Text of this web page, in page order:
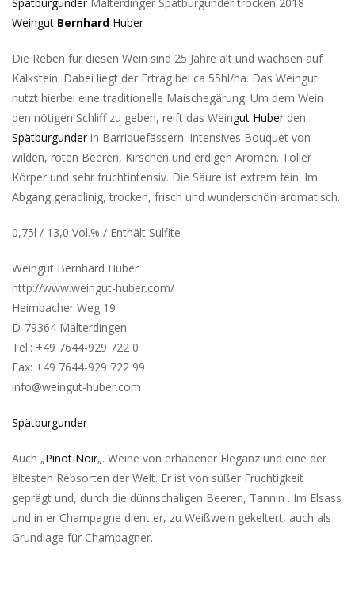
Spätburgunder Malterdinger Spätburgunder trocken 2018
Weingut Bernhard Huber
Die Reben für diesen Wein sind 25 Jahre alt und wachsen auf
Kalkstein. Dabei liegt der Ertrag bei ca 55hl/ha. Das Weingut
nutzt hierbei eine traditionelle Maischegärung. Um dem Wein
den nötigen Schliff zu geben, reift das Weingut Huber den
Spätburgunder in Barriquefässern. Intensives Bouquet von
wilden, roten Beeren, Kirschen und erdigen Aromen. Toller
Körper und sehr fruchtintensiv. Die Säure ist extrem fein. Im
Abgang geradlinig, trocken, frisch und wunderschön aromatisch.
0,75l / 13,0 Vol.% / Enthält Sulfite
Weingut Bernhard Huber
http://www.weingut-huber.com/
Heimbacher Weg 19
D-79364 Malterdingen
Tel.: +49 7644-929 722 0
Fax: +49 7644-929 722 99
info@weingut-huber.com
Spätburgunder
Auch „Pinot Noir„. Weine von erhabener Eleganz und eine der
ältesten Rebsorten der Welt. Er ist von süßer Fruchtigkeit
geprägt und, durch die dünnschaligen Beeren, Tannin . Im Elsass
und in er Champagne dient er, zu Weißwein gekeltert, auch als
Grundlage für Champagner.